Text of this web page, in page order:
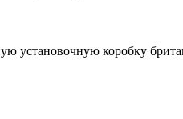
установочную коробку